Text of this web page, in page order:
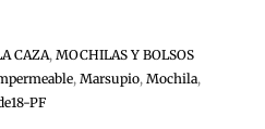
CAZA, MOCHILAS Y BOLSOS
, Marsupio, Mochila,
PF